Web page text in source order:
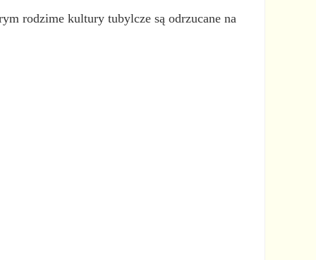
rodzime kultury tubylcze są odrzucane na